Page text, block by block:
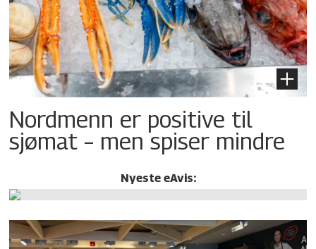
Nordmenn er positive til
sjømat – men spiser mindre
Nyeste eAvis: